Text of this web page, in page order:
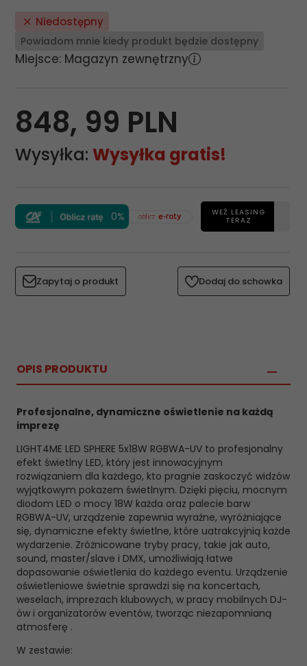
Niedostępny
Powiadom mnie kiedy produkt będzie dostępny
Miejsce: Magazyn zewnętrzny
848, 99 PLN
Wysyłka: Wysyłka gratis!
0%
WEŹ LEASING
TERAZ
Zapytaj o produkt Dodaj do schowka
OPIS PRODUKTU
Profesjonalne, dynamiczne oświetlenie na każdą
imprezę
LIGHT4ME LED SPHERE 5x18W RGBWA-UV to profesjonalny
efekt świetlny LED, który jest innowacyjnym
rozwiązaniem dla każdego, kto pragnie zaskoczyć widzów
wyjątkowym pokazem świetlnym. Dzięki pięciu, mocnym
diodom LED o mocy 18W każda oraz palecie barw
RGBWA-UV, urządzenie zapewnia wyraźne, wyróżniające
się, dynamiczne efekty świetlne, które uatrakcyjnią każde
wydarzenie. Zróżnicowane tryby pracy, takie jak auto,
sound, master/slave i DMX, umożliwiają łatwe
dopasowanie oświetlenia do każdego eventu. Urządzenie
oświetleniowe świetnie sprawdzi się na koncertach,
weselach, imprezach klubowych, w pracy mobilnych DJ-
ów i organizatorów eventów, tworząc niezapomnianą
atmosferę .
W zestawie: